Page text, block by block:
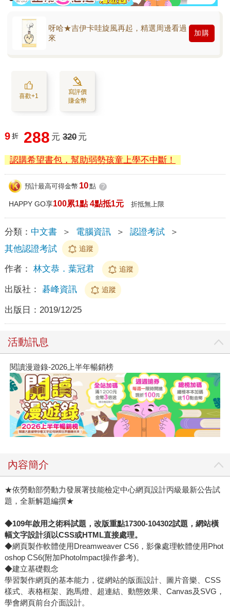
呀哈★吉伊卡哇旋風再起，精選周邊看過
來
加購
喜歡+1
寫評價
賺金幣
9 折 288 元 320 元
認購希望書包，幫助弱勢孩童上學不中斷！
預計最高可得金幣 10點 ?
HAPPY GO享100累1點 4點抵1元 折抵無上限
分類： 中文書 ＞ 電腦資訊 ＞ 認證考試
＞
其他認證考試
追蹤
作者： 林文恭．葉冠君 追蹤
出版社： 碁峰資訊 追蹤
出版日： 2019/12/25
活動訊息
閱讀漫遊錄-2026上半年暢銷榜
內容簡介
★依勞動部勞動力發展署技能檢定中心網頁設計丙級最新公告試
題，全新解題編撰★
◆109年啟用之術科試題，改版重點17300-104302試題，網站橫
幅文字設計須以CSS或HTML直接處理。
◆網頁製作軟體使用Dreamweaver CS6，影像處理軟體使用Phot
oshop CS6(附加PhotoImpact操作參考)。
◆建立基礎觀念
學習製作網頁的基本能力，從網站的版面設計、圖片音樂、CSS
樣式、表格框架、跑馬燈、超連結、動態效果、Canvas及SVG，
學會網頁前台介面設計。